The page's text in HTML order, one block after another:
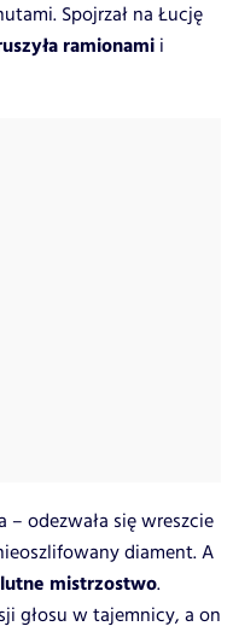
Spojrzał na Łucję
ramionami i
odezwała się wreszcie
diament. A
mistrzostwo.
głosu w tajemnicy, a on